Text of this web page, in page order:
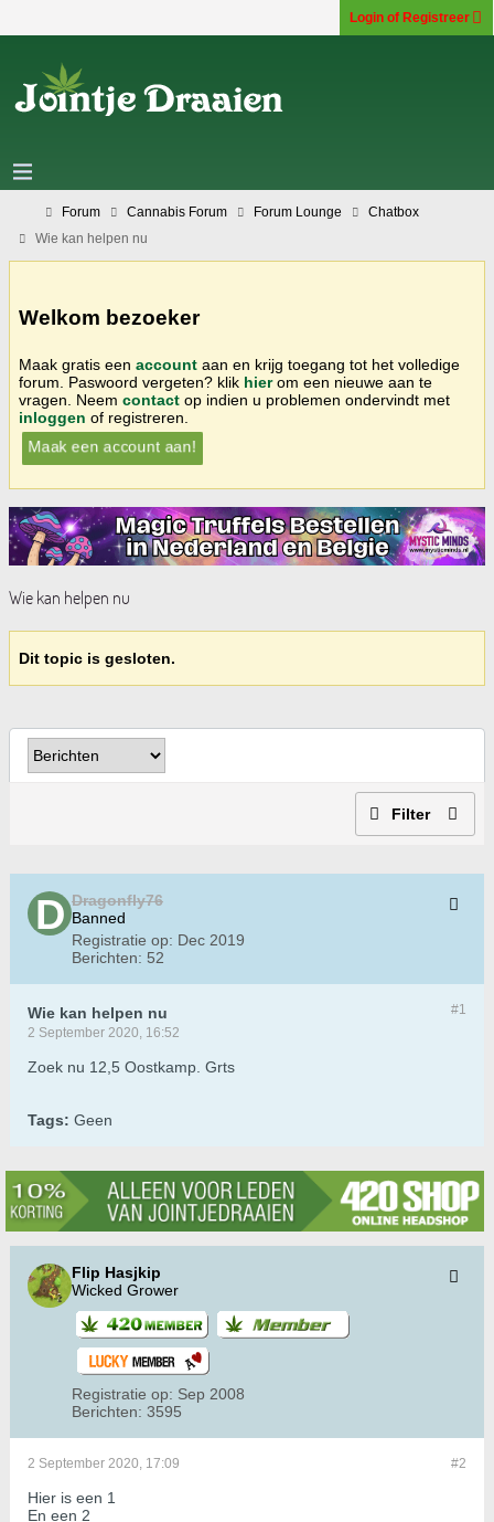
Login of Registreer
Forum Cannabis Forum Forum Lounge
Chatbox
Wie kan helpen nu
Welkom bezoeker
Maak gratis een account aan en krijg toegang tot het volledige
forum. Paswoord vergeten? klik hierom een nieuwe aan te
vragen. Neem contact op indien u problemen ondervindt met
inloggen of registreren.
Maak een account aan!
Wie kan helpen nu
Dit topic is gesloten.
Filter
Dragonfly76
Banned
Registratie op: Dec 2019
Berichten: 52
#1
Wie kan helpen nu
2 September 2020, 16:52
Zoek nu 12,5 Oostkamp. Grts
Tags: Geen
Flip Hasjkip
Wicked Grower
Registratie op: Sep 2008
Berichten: 3595
#2
2 September 2020, 17:09
Hier is een 1
En een 2